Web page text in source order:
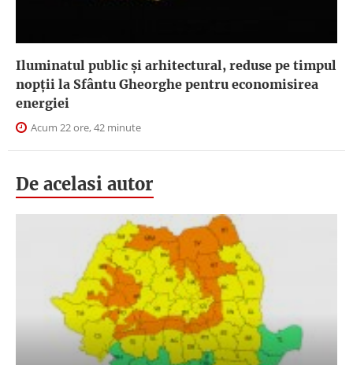
Iluminatul public şi arhitectural, reduse pe timpul
nopţii la Sfântu Gheorghe pentru economisirea
energiei
Acum 22 ore, 42 minute
De acelasi autor